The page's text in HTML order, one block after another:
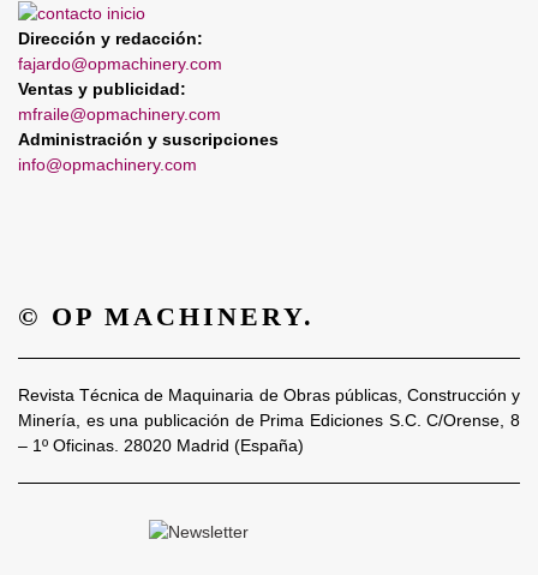
Dirección y redacción:
fajardo@opmachinery.com
Ventas y publicidad:
mfraile@opmachinery.com
Administración y suscripciones
info@opmachinery.com
© OP MACHINERY.
Revista Técnica de Maquinaria de Obras públicas, Construcción y
Minería, es una publicación de Prima Ediciones S.C. C/Orense, 8
– 1º Oficinas. 28020 Madrid (España)